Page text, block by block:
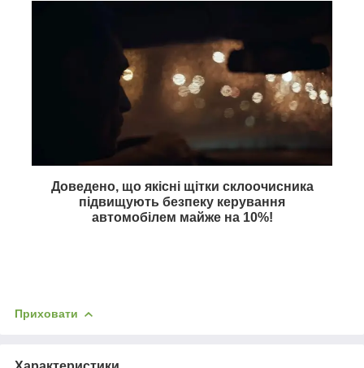
Доведено, що якісні щітки склоочисника
підвищують безпеку керування
автомобілем майже на 10%!
Приховати